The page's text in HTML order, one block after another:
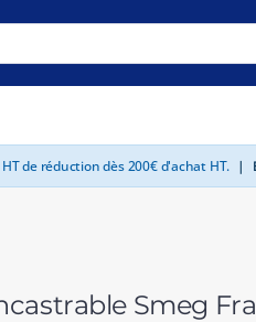
de réduction dès 200€ d'achat HT. |
Smeg